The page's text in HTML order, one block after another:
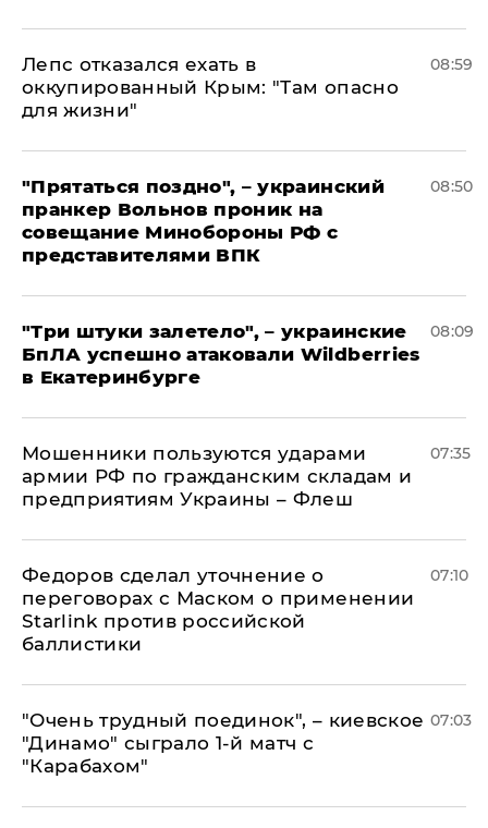
Лепс отказался ехать в
оккупированный Крым: "Там опасно
для жизни"
08:59
"Прятаться поздно", – украинский
пранкер Вольнов проник на
совещание Минобороны РФ с
представителями ВПК
08:50
"Три штуки залетело", – украинские
БпЛА успешно атаковали Wildberries
в Екатеринбурге
08:09
Мошенники пользуются ударами
армии РФ по гражданским складам и
предприятиям Украины – Флеш
07:35
Федоров сделал уточнение о
переговорах с Маском о применении
Starlink против российской
баллистики
07:10
"Очень трудный поединок", – киевское
"Динамо" сыграло 1-й матч с
"Карабахом"
07:03